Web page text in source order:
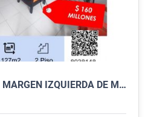
VENTA DE CASA EN LA MARGEN IZQUIERDA DE MONTERIA